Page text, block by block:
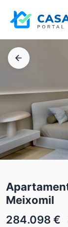
Meixomil
284.098 €